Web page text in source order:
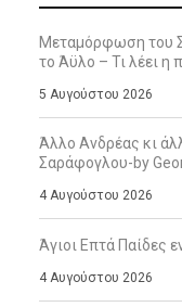
Μεταμόρφωση του
το Άϋλο – Τι λέει η
5 Αυγούστου 2026
Άλλο Ανδρέας κι
Σαράφογλου-by
4 Αυγούστου 2026
Άγιοι Επτά Παίδες
4 Αυγούστου 2026